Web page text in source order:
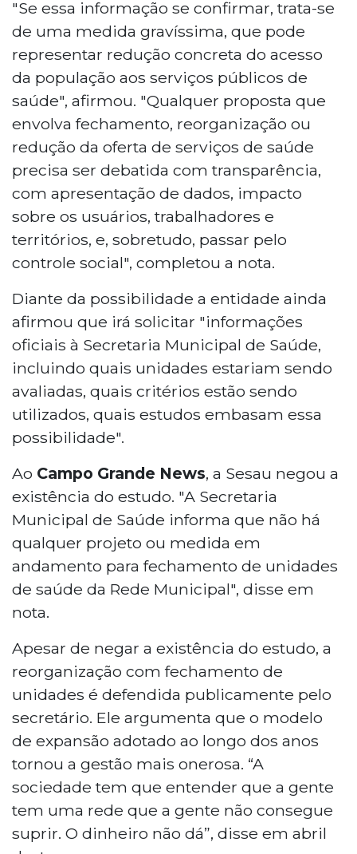
"Se essa informação se confirmar, trata-se
de uma medida gravíssima, que pode
representar redução concreta do acesso
da população aos serviços públicos de
saúde", afirmou. "Qualquer proposta que
envolva fechamento, reorganização ou
redução da oferta de serviços de saúde
precisa ser debatida com transparência,
com apresentação de dados, impacto
sobre os usuários, trabalhadores e
territórios, e, sobretudo, passar pelo
controle social", completou a nota.
Diante da possibilidade a entidade ainda
afirmou que irá solicitar "informações
oficiais à Secretaria Municipal de Saúde,
incluindo quais unidades estariam sendo
avaliadas, quais critérios estão sendo
utilizados, quais estudos embasam essa
possibilidade".
Ao Campo Grande News, a Sesau negou a
existência do estudo. "A Secretaria
Municipal de Saúde informa que não há
qualquer projeto ou medida em
andamento para fechamento de unidades
de saúde da Rede Municipal", disse em
nota.
Apesar de negar a existência do estudo, a
reorganização com fechamento de
unidades é defendida publicamente pelo
secretário. Ele argumenta que o modelo
de expansão adotado ao longo dos anos
tornou a gestão mais onerosa. “A
sociedade tem que entender que a gente
tem uma rede que a gente não consegue
suprir. O dinheiro não dá”, disse em abril